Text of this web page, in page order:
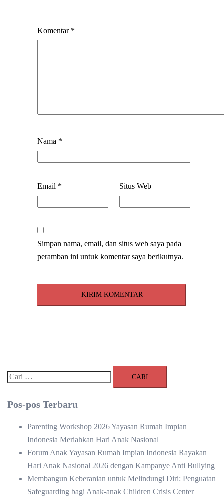
Komentar *
Nama *
Email * Situs Web
Simpan nama, email, dan situs web saya pada
peramban ini untuk komentar saya berikutnya.
Cari
Pos-pos Terbaru
Parenting Workshop 2026 Yayasan Rumah Impian
Indonesia Meriahkan Hari Anak Nasional
Forum Anak Yayasan Rumah Impian Indonesia Rayakan
Hari Anak Nasional 2026 dengan Kampanye Anti Bullying
Membangun Keberanian untuk Melindungi Diri: Penguatan
Safeguarding bagi Anak-anak Children Crisis Center